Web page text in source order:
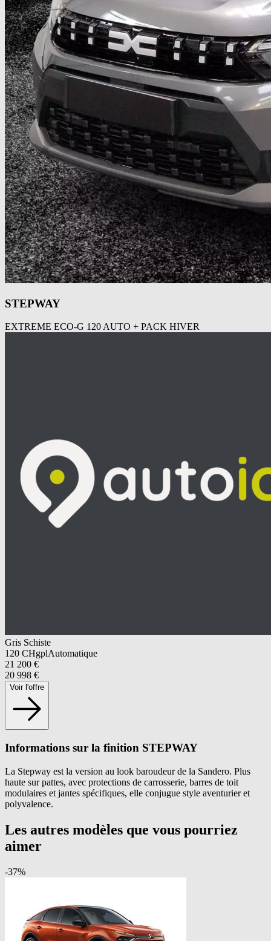
STEPWAY
EXTREME ECO-G 120 AUTO + PACK HIVER
Gris Schiste
120 CHgplAutomatique
21 200 €
20 998 €
Voir l'offre
Informations sur la finition STEPWAY
La Stepway est la version au look baroudeur de la Sandero. Plus
haute sur pattes, avec protections de carrosserie, barres de toit
modulaires et jantes spécifiques, elle conjugue style aventurier et
polyvalence.
Les autres modèles que vous pourriez
aimer
-37%